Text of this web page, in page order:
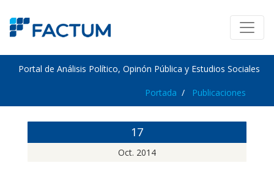
Portal de Análisis Político, Opinón Pública y Estudios Sociales
Portada Publicaciones
17
Oct. 2014